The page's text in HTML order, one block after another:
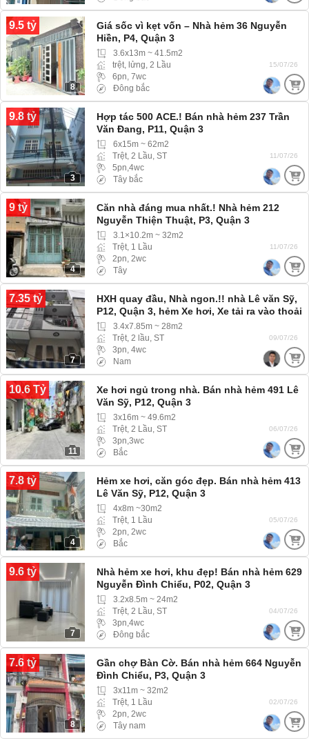
9.5 tỷ
8
Giá sốc vì kẹt vốn – Nhà hẻm 36 Nguyễn
Hiền, P4, Quận 3
3.6x13m ~ 41.5m2
trệt, lửng, 2 Lầu
6pn, 7wc
Đông bắc
15/07/26
9.8 tỷ
3
Hợp tác 500 ACE.! Bán nhà hẻm 237 Trần
Văn Đang, P11, Quận 3
6x15m ~ 62m2
Trệt, 2 Lầu, ST
5pn,4wc
Tây bắc
11/07/26
9 tỷ
4
Căn nhà đáng mua nhất.! Nhà hẻm 212
Nguyễn Thiện Thuật, P3, Quận 3
3.1×10.2m ~ 32m2
Trệt, 1 Lầu
2pn, 2wc
Tây
11/07/26
7.35 tỷ
7
HXH quay đầu, Nhà ngon.!! nhà Lê văn Sỹ,
P12, Quận 3, hẻm Xe hơi, Xe tải ra vào thoải
mái 3.4x7.85m ~ 28m2
Trệt, 2 lầu, ST
3pn, 4wc
Nam
09/07/26
10.6 Tỷ
11
Xe hơi ngủ trong nhà. Bán nhà hẻm 491 Lê
Văn Sỹ, P12, Quận 3
3x16m ~ 49.6m2
Trệt, 2 Lầu, ST
3pn,3wc
Bắc
06/07/26
7.8 tỷ
4
Hẻm xe hơi, căn góc đẹp. Bán nhà hẻm 413
Lê Văn Sỹ, P12, Quận 3
4x8m ~30m2
Trệt, 1 Lầu
2pn, 2wc
Bắc
05/07/26
9.6 tỷ
7
Nhà hẻm xe hơi, khu đẹp! Bán nhà hẻm 629
Nguyễn Đình Chiểu, P02, Quận 3
3.2x8.5m ~ 24m2
Trệt, 2 Lầu, ST
3pn,4wc
Đông bắc
04/07/26
7.6 tỷ
8
Gần chợ Bàn Cờ. Bán nhà hẻm 664 Nguyễn
Đình Chiểu, P3, Quận 3
3x11m ~ 32m2
Trệt, 1 Lầu
2pn, 2wc
Tây nam
02/07/26